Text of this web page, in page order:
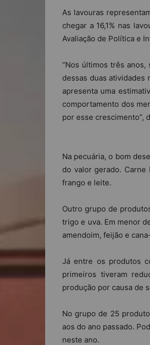
As lavouras
chegar a 16,1% nas
Avaliação de Política e
“Nos últimos três
dessas duas atividades
apresenta uma
comportamento dos
por esse crescimento”,
Na pecuária, o bom
do valor gerado. Carne
frango e leite.
Outro grupo de
trigo e uva. Em menor
amendoim, feijão e
Já entre os produtos
primeiros tiveram
produção por causa de
No grupo de 25
aos do ano passado.
neste ano.